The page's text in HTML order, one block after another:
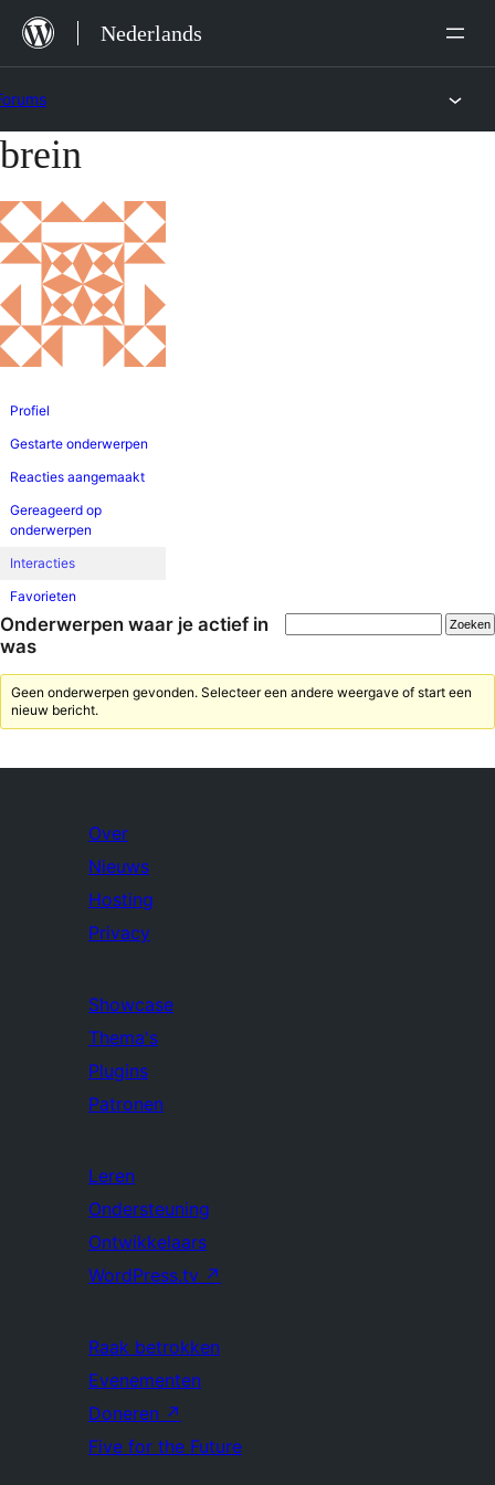
naar
Nederlands
Ga
de
inhoud
brein
Profiel
Gestarte onderwerpen
Reacties aangemaakt
Gereageerd op
onderwerpen
Interacties
Favorieten
Onderwerpen waar je actief in
was
Geen onderwerpen gevonden. Selecteer een andere weergave of start een
nieuw bericht.
Over
Nieuws
Hosting
Privacy
Showcase
Thema's
Plugins
Patronen
Leren
Ondersteuning
Ontwikkelaars
WordPress.tv ↗
Raak betrokken
Evenementen
Doneren ↗
Five for the Future